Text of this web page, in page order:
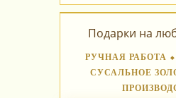
Подарки на
РУЧНАЯ РАБОТА
СУСАЛЬНОЕ